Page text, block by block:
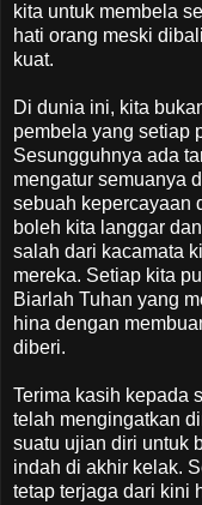
kita untuk membela
hati orang meski
kuat.
Di dunia ini, kita
pembela yang setiap
Sesungguhnya ada
mengatur semuanya
sebuah kepercayaan
boleh kita langgar
salah dari kacamata
mereka. Setiap kita
Biarlah Tuhan yang
hina dengan
diberi.
Terima kasih kepada
telah mengingatkan
suatu ujian diri untuk
indah di akhir kelak.
tetap terjaga dari kini